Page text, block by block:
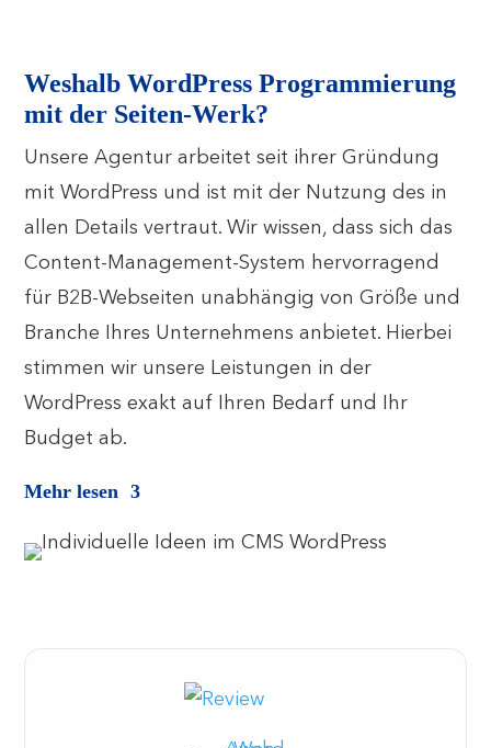
Weshalb WordPress Programmierung
mit der Seiten-Werk?
Unsere Agentur arbeitet seit ihrer Gründung
mit WordPress und ist mit der Nutzung des in
allen Details vertraut. Wir wissen, dass sich das
Content-Management-System hervorragend
für B2B-Webseiten unabhängig von Größe und
Branche Ihres Unternehmens anbietet. Hierbei
stimmen wir unsere Leistungen in der
WordPress exakt auf Ihren Bedarf und Ihr
Budget ab.
Mehr lesen